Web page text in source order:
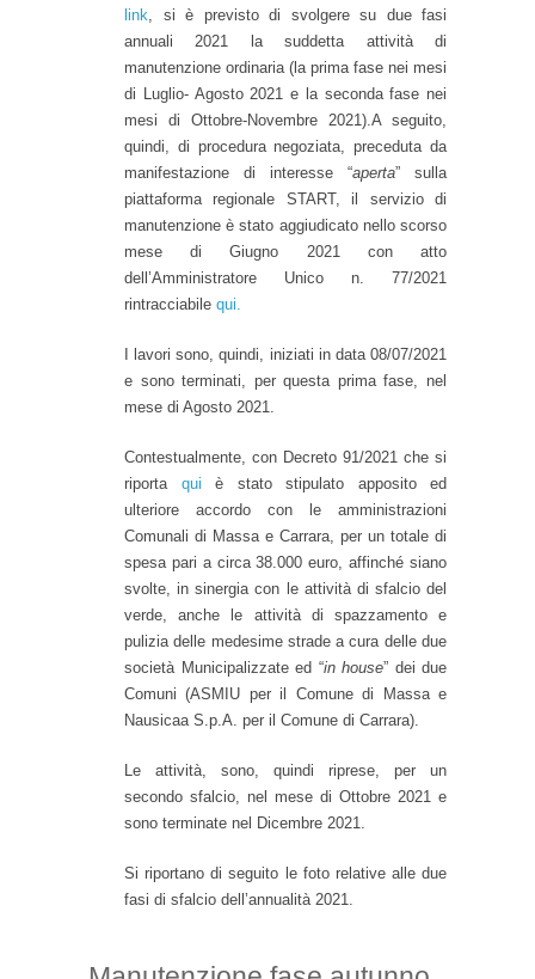
link, si è previsto di svolgere su due fasi
annuali 2021 la suddetta attività di
manutenzione ordinaria (la prima fase nei mesi
di Luglio- Agosto 2021 e la seconda fase nei
mesi di Ottobre-Novembre 2021).A seguito,
quindi, di procedura negoziata, preceduta da
manifestazione di interesse “aperta” sulla
piattaforma regionale START, il servizio di
manutenzione è stato aggiudicato nello scorso
mese di Giugno 2021 con atto
dell’Amministratore Unico n. 77/2021
rintracciabile qui.
I lavori sono, quindi, iniziati in data 08/07/2021
e sono terminati, per questa prima fase, nel
mese di Agosto 2021.
Contestualmente, con Decreto 91/2021 che si
riporta qui è stato stipulato apposito ed
ulteriore accordo con le amministrazioni
Comunali di Massa e Carrara, per un totale di
spesa pari a circa 38.000 euro, affinché siano
svolte, in sinergia con le attività di sfalcio del
verde, anche le attività di spazzamento e
pulizia delle medesime strade a cura delle due
società Municipalizzate ed “in house” dei due
Comuni (ASMIU per il Comune di Massa e
Nausicaa S.p.A. per il Comune di Carrara).
Le attività, sono, quindi riprese, per un
secondo sfalcio, nel mese di Ottobre 2021 e
sono terminate nel Dicembre 2021.
Si riportano di seguito le foto relative alle due
fasi di sfalcio dell’annualità 2021.